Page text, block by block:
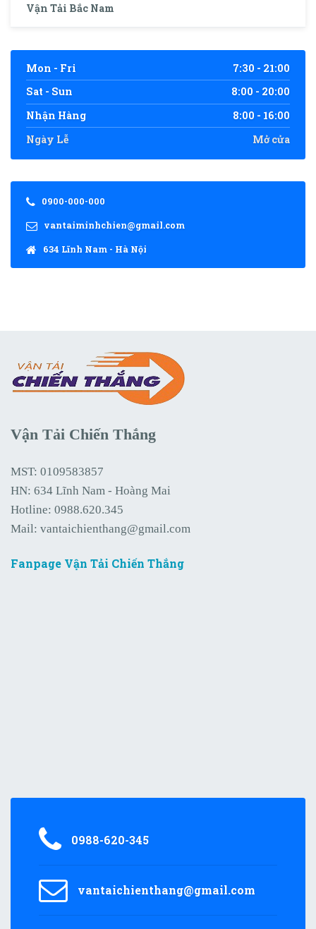
Vận Tải Bắc Nam
Mon - Fri
7:30 - 21:00
Sat - Sun
8:00 - 20:00
Nhận Hàng
8:00 - 16:00
Ngày Lễ
Mở cửa
0900-000-000
vantaiminhchien@gmail.com
634 Lĩnh Nam - Hà Nội
Vận Tải Chiến Thắng
MST: 0109583857
HN: 634 Lĩnh Nam - Hoàng Mai
Hotline: 0988.620.345
Mail: vantaichienthang@gmail.com
Fanpage Vận Tải Chiến Thắng
0988-620-345
vantaichienthang@gmail.com